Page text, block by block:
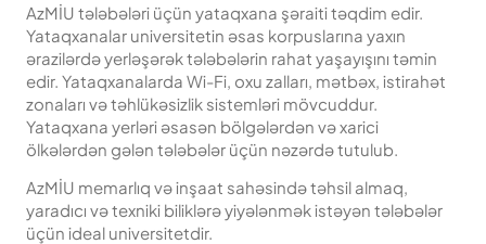
AzMİU tələbələri üçün yataqxana şəraiti təqdim edir.
Yataqxanalar universitetin əsas korpuslarına yaxın
ərazilərdə yerləşərək tələbələrin rahat yaşayışını təmin
edir. Yataqxanalarda Wi-Fi, oxu zalları, mətbəx, istirahət
zonaları və təhlükəsizlik sistemləri mövcuddur.
Yataqxana yerləri əsasən bölgələrdən və xarici
ölkələrdən gələn tələbələr üçün nəzərdə tutulub.
AzMİU memarlıq və inşaat sahəsində təhsil almaq,
yaradıcı və texniki biliklərə yiyələnmək istəyən tələbələr
üçün ideal universitetdir.